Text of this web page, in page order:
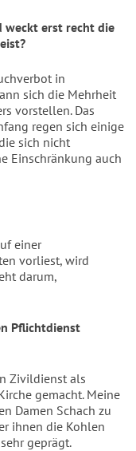
weckt erst recht die
in
sich die Mehrheit
vorstellen. Das
regen sich einige
sich nicht
Einschränkung auch
einer
vorliest, wird
darum,
Pflichtdienst
Zivildienst als
gemacht. Meine
Damen Schach zu
ihnen die Kohlen
geprägt.